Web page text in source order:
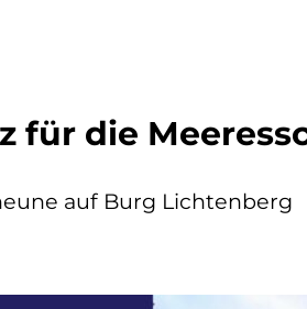
für die
auf Burg Lichtenberg